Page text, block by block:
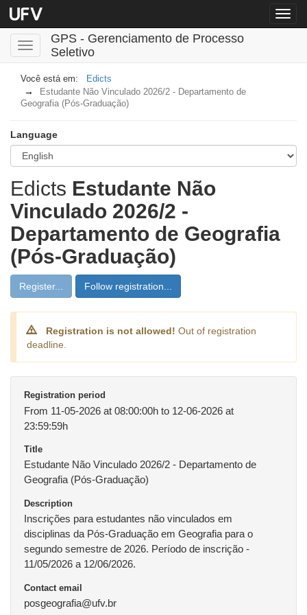
Menu
Toggle
navigation
GPS - Gerenciamento de Processo
Seletivo
Edicts
Estudante Não Vinculado 2026/2 - Departamento de
Geografia (Pós-Graduação)
Language
Edicts Estudante Não
Vinculado 2026/2 -
Departamento de Geografia
(Pós-Graduação)
Register... Follow registration...
Registration is not allowed! Out of registration
deadline.
Registration period
From 11-05-2026 at 08:00:00h to 12-06-2026 at
23:59:59h
Title
Estudante Não Vinculado 2026/2 - Departamento de
Geografia (Pós-Graduação)
Description
Inscrições para estudantes não vinculados em
disciplinas da Pós-Graduação em Geografia para o
segundo semestre de 2026. Período de inscrição -
11/05/2026 a 12/06/2026.
Contact email
posgeografia@ufv.br